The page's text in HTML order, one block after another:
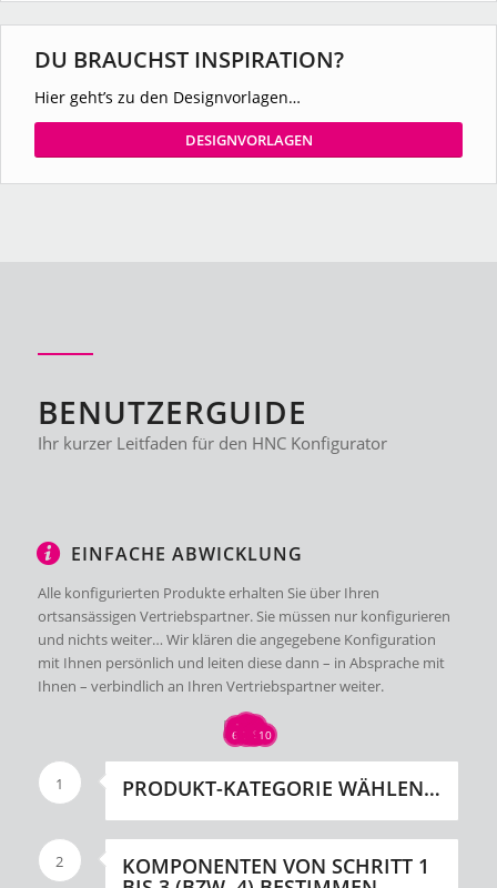
DU BRAUCHST INSPIRATION?
Hier geht’s zu den Designvorlagen…
DESIGNVORLAGEN
BENUTZERGUIDE
Ihr kurzer Leitfaden für den HNC Konfigurator
EINFACHE ABWICKLUNG
Alle konfigurierten Produkte erhalten Sie über Ihren
ortsansässigen Vertriebspartner. Sie müssen nur konfigurieren
und nichts weiter… Wir klären die angegebene Konfiguration
mit Ihnen persönlich und leiten diese dann – in Absprache mit
Ihnen – verbindlich an Ihren Vertriebspartner weiter.
3
4 5
6 7 8910
1 PRODUKT-KATEGORIE WÄHLEN…
2 KOMPONENTEN VON SCHRITT 1